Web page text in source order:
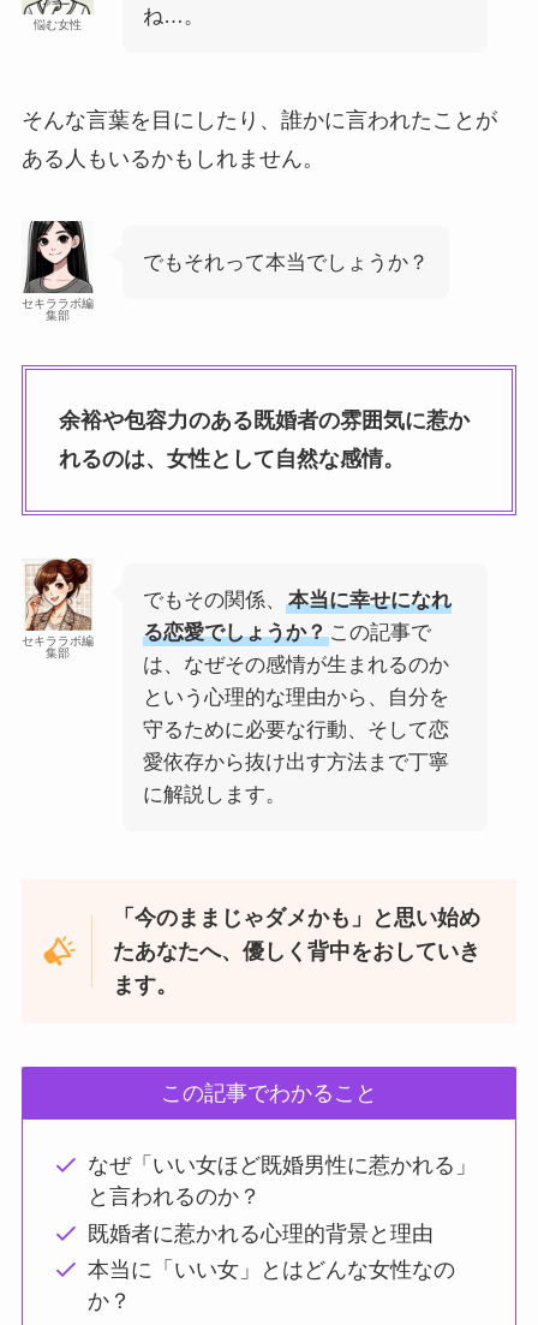
悩む女性
ね…。
そんな言葉を目にしたり、誰かに言われたことが
ある人もいるかもしれません。
セキララボ編
集部
でもそれって本当でしょうか？
余裕や包容力のある既婚者の雰囲気に惹か
れるのは、女性として自然な感情。
セキララボ編
集部
でもその関係、
本当に幸せになれ
る恋愛でしょうか？この記事で
は、なぜその感情が生まれるのか
という心理的な理由から、自分を
守るために必要な行動、そして恋
愛依存から抜け出す方法まで丁寧
に解説します。
「今のままじゃダメかも」と思い始め
たあなたへ、優しく背中をおしていき
ます。
この記事でわかること
なぜ「いい女ほど既婚男性に惹かれる」
と言われるのか？
既婚者に惹かれる心理的背景と理由
本当に「いい女」とはどんな女性なの
か？